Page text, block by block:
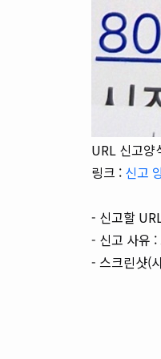
URL 신고양
링크 : 신고
- 신고할
- 신고 사유
- 스크린샷(